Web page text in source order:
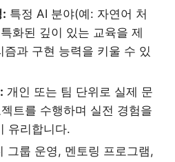
: 특정 AI 분야(예: 자연어 처
화된 깊이 있는 교육을 제
즘과 구현 능력을 키울 수 있
개인 또는 팀 단위로 실제 문
트를 수행하며 실전 경험을
유리합니다.
그룹 운영, 멘토링 프로그램,